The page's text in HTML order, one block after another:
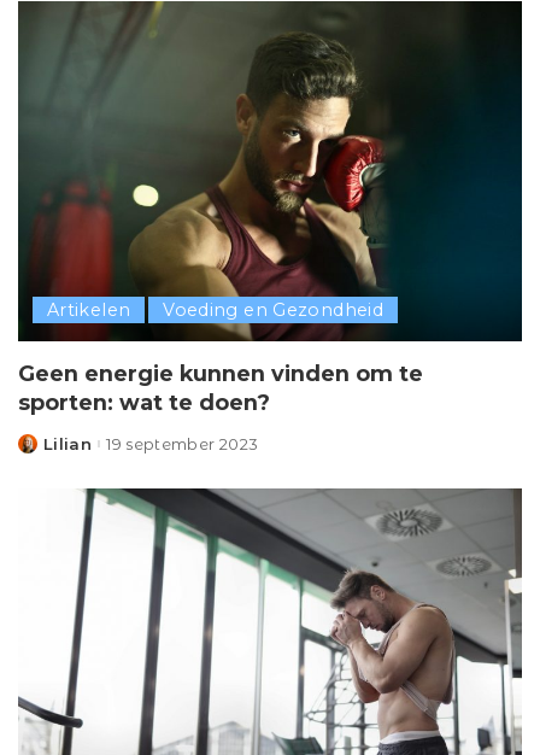
Artikelen Voeding en Gezondheid
Geen energie kunnen vinden om te
sporten: wat te doen?
Posted
Lilian 19 september 2023